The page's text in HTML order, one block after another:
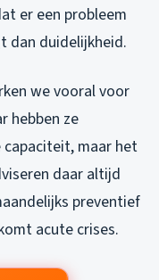
er een probleem
dan duidelijkheid.
we vooral voor
hebben ze
maar het
daar altijd
preventief
acute crises.